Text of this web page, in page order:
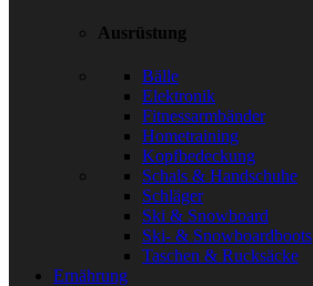
Ausrüstung
Bälle
Elektronik
Fitnessarmbänder
Hometraining
Kopfbedeckung
Schals & Handschuhe
Schläger
Ski & Snowboard
Ski- & Snowboardboots
Taschen & Rucksäcke
Ernährung